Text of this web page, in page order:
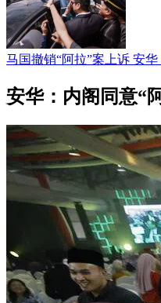
马国撤销“阿拉”案上诉 安
安华：内阁同意“